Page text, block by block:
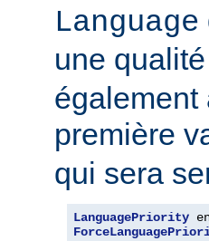
Language
une
également
première
qui sera
LanguagePriority